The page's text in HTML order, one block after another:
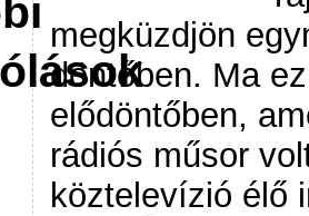
megküzdjön
döntőben. Ma
elődöntőben,
rádiós műsor
köztelevízió élő